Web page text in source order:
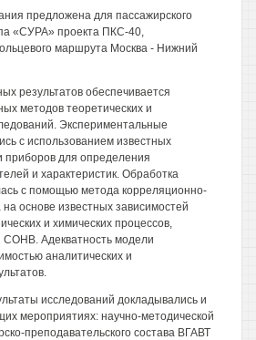
предложена для пассажирского
«СУРА» проекта ПКС-40,
маршрута Москва - Нижний
результатов обеспечивается
методов теоретических и
Экспериментальные
с использованием известных
приборов для определения
и характеристик. Обработка
с помощью метода корреляционно-
основе известных зависимостей
и химических процессов,
Адекватность модели
аналитических и
исследований докладывались и
мероприятиях: научно-методической
преподавательского состава ВГАВТ